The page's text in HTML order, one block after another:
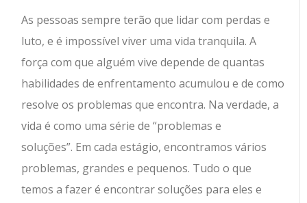
As pessoas sempre terão que lidar com perdas e
luto, e é impossível viver uma vida tranquila. A
força com que alguém vive depende de quantas
habilidades de enfrentamento acumulou e de como
resolve os problemas que encontra. Na verdade, a
vida é como uma série de “problemas e
soluções”. Em cada estágio, encontramos vários
problemas, grandes e pequenos. Tudo o que
temos a fazer é encontrar soluções para eles e